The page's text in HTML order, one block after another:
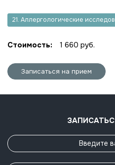
21. Аллергологические
Стоимость: 1 660 руб.
Записаться на прием